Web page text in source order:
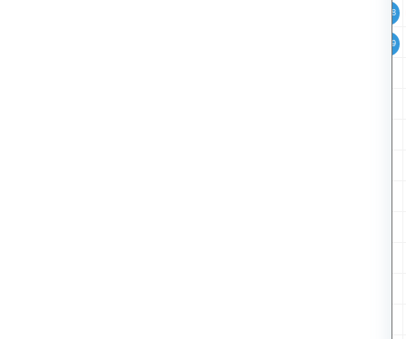
1108
1109